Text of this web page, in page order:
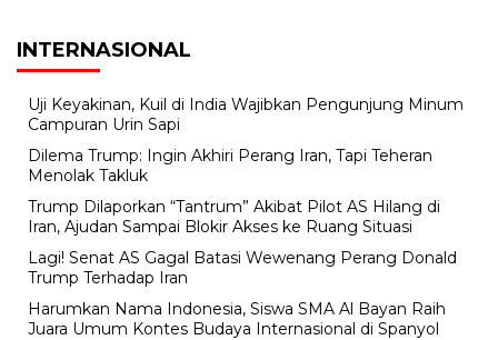
INTERNASIONAL
Uji Keyakinan, Kuil di India Wajibkan Pengunjung Minum
Campuran Urin Sapi
Dilema Trump: Ingin Akhiri Perang Iran, Tapi Teheran
Menolak Takluk
Trump Dilaporkan “Tantrum” Akibat Pilot AS Hilang di
Iran, Ajudan Sampai Blokir Akses ke Ruang Situasi
Lagi! Senat AS Gagal Batasi Wewenang Perang Donald
Trump Terhadap Iran
Harumkan Nama Indonesia, Siswa SMA Al Bayan Raih
Juara Umum Kontes Budaya Internasional di Spanyol